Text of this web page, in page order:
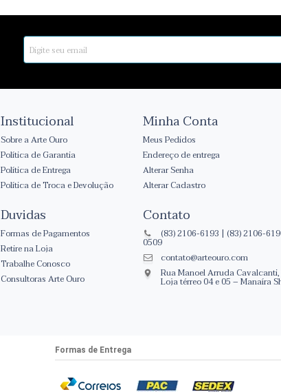
Institucional
Sobre a Arte Ouro
Política de Garantia
Política de Entrega
Política de Troca e Devolução
Minha Conta
Meus Pedidos
Endereço de entrega
Alterar Senha
Alterar Cadastro
Duvidas
Formas de Pagamentos
Retire na Loja
Trabalhe Conosco
Consultoras Arte Ouro
Contato
(83) 2106-6193 | (83) 2106-
0509
contato@arteouro.com
Rua Manoel Arruda
Loja térreo 04 e 05 – Manaíra
Formas de Entrega